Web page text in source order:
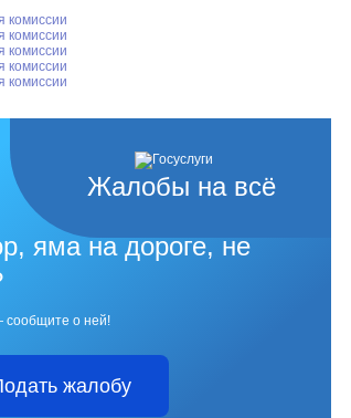
комиссии
комиссии
комиссии
комиссии
комиссии
Жалобы на всё
яма на дороге, не
сообщите о ней!
жалобу